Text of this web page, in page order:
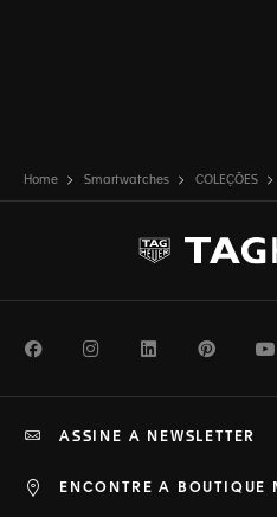
Home Smartwatches COLEÇÕES
FacebookInstagramLinkedIn
ENCONTRE A BOUTIQUE
ASSINE A NEWSLETTER